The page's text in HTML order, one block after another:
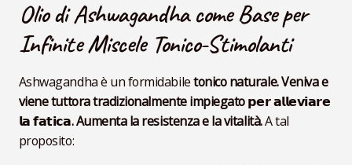
Olio di Ashwagandha come Base per
Infinite Miscele Tonico-Stimolanti
Ashwagandha è un formidabiletonico naturale. Veniva e
viene tuttora tradizionalmente impiegato 𝗽𝗲𝗿 𝗮𝗹𝗹𝗲𝘃𝗶𝗮𝗿𝗲
𝗹𝗮 𝗳𝗮𝘁𝗶𝗰𝗮. Aumenta la resistenza e la vitalità.A tal
proposito: